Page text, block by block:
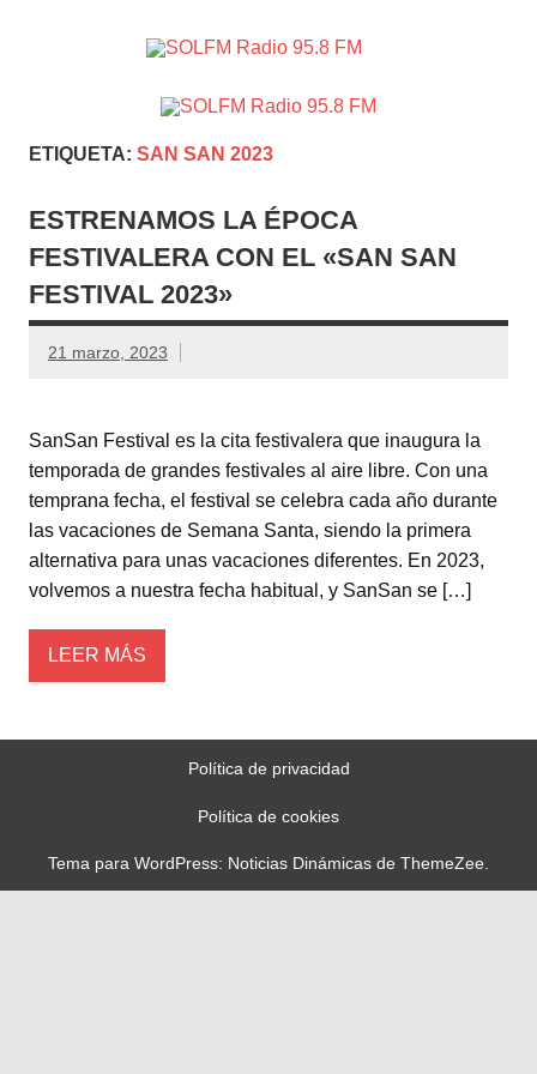
Crevillente, Radio en Vega Baja y Radio en el Medio
Vinalopó
ETIQUETA: SAN SAN 2023
ESTRENAMOS LA ÉPOCA
FESTIVALERA CON EL «SAN SAN
FESTIVAL 2023»
21 marzo, 2023
SanSan Festival es la cita festivalera que inaugura la
temporada de grandes festivales al aire libre. Con una
temprana fecha, el festival se celebra cada año durante
las vacaciones de Semana Santa, siendo la primera
alternativa para unas vacaciones diferentes. En 2023,
volvemos a nuestra fecha habitual, y SanSan se […]
LEER MÁS
Política de privacidad
Política de cookies
Tema para WordPress: Noticias Dinámicas de ThemeZee.